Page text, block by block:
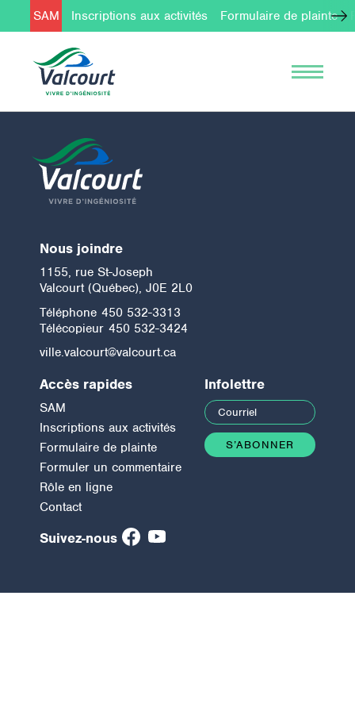
SAM Inscriptions aux activités Formulaire de plainte
Nous joindre
1155, rue St-Joseph
Valcourt (Québec), J0E 2L0
Téléphone 450 532-3313
Télécopieur 450 532-3424
ville.valcourt@valcourt.ca
Accès rapides
SAM
Inscriptions aux activités
Formulaire de plainte
Formuler un commentaire
Rôle en ligne
Contact
Suivez-nous
Infolettre